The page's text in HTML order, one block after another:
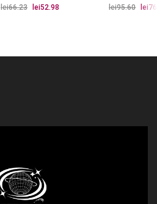
lei66.23
Prețul
lei52.98 lei95.60 lei